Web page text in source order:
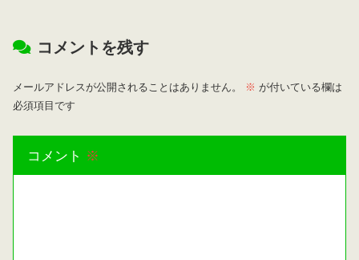
コメントを残す
メールアドレスが公開されることはありません。 ※ が付いている欄は
必須項目です
コメント ※